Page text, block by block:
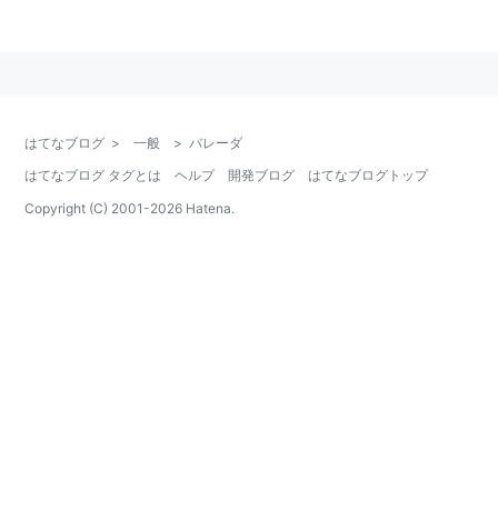
はてなブログ > 一般 > バレーダ
はてなブログ タグとは
ヘルプ 開発ブログ
はてなブログトップ
Copyright (C) 2001-2026 Hatena.